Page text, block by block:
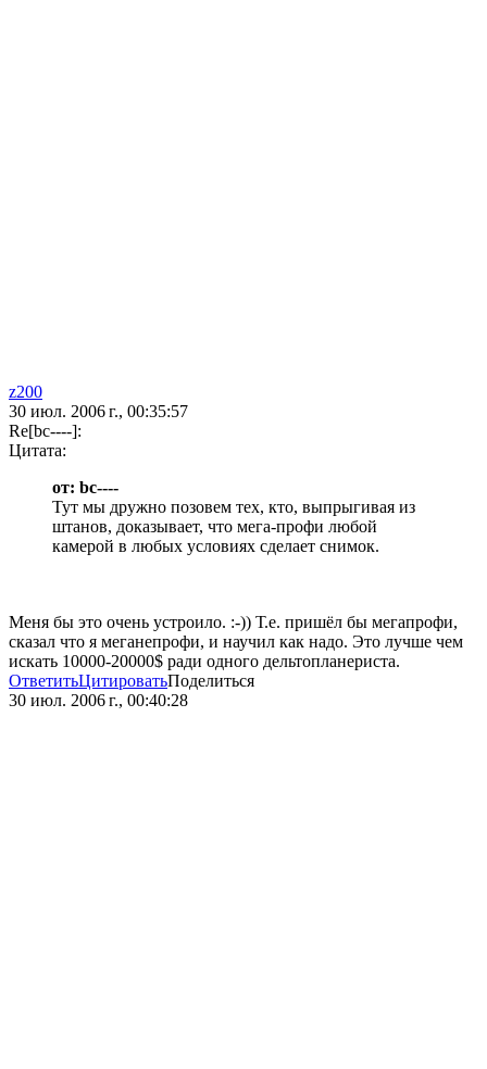
z200
30 июл. 2006 г., 00:35:57
Re[bc----]:
Цитата:
от: bc----
Тут мы дружно позовем тех, кто, выпрыгивая из
штанов, доказывает, что мега-профи любой
камерой в любых условиях сделает снимок.
Меня бы это очень устроило. :-)) Т.е. пришёл бы мегапрофи,
сказал что я меганепрофи, и научил как надо. Это лучше чем
искать 10000-20000$ ради одного дельтопланериста.
ОтветитьЦитироватьПоделиться
30 июл. 2006 г., 00:40:28